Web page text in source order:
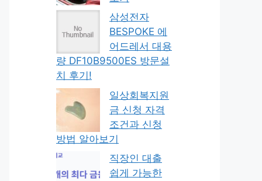
삼성전자
BESPOKE 에
어드레서 대용
량 DF10B9500ES 방문설
치 후기!
일상회복지원
금 신청 자격
조건과 신청
방법 알아보기
직장인 대출
쉽게 가능한